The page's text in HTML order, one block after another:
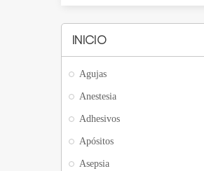
INICIO
Agujas
Anestesia
Adhesivos
Apósitos
Asepsia